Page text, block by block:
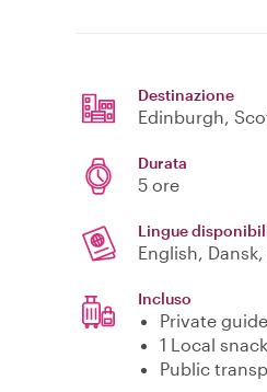
Destinazione
Edinburgh,
Durata
5 ore
Lingue
English,
Incluso
Private guide
1 Local
Public